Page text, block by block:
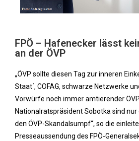
FPÖ – Hafenecker lässt
an der ÖVP
„ÖVP sollte diesen Tag zur inneren
Staat´, COFAG, schwarze Netzwerke
Vorwürfe noch immer amtierender
Nationalratspräsident Sobotka sind
den ÖVP-Skandalsumpf“, so die
Presseaussendung des FPÖ-